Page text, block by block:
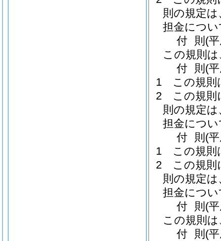
則の規定
担金につ
付 則 (
この規則
付 則 (
1
この規則
2
この規則
則の規定
担金につ
付 則 (
1
この規則
2
この規則
則の規定
担金につ
付 則 (
この規則
付 則 (